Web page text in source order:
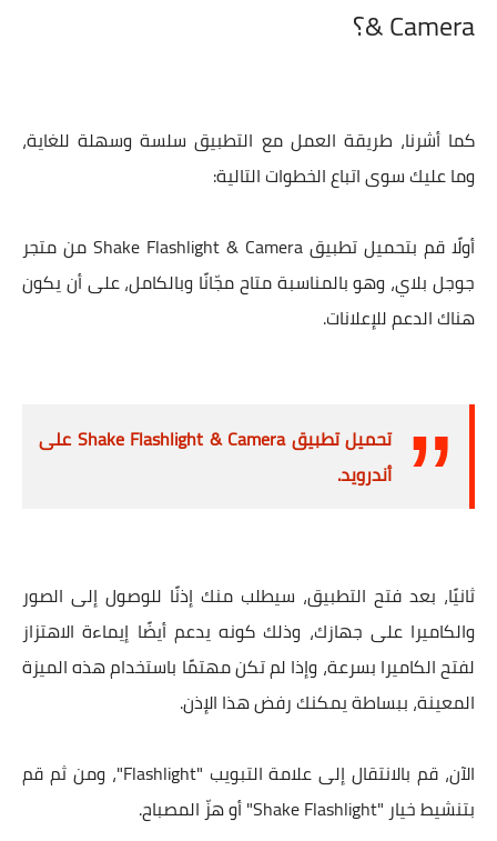
& Camera؟
كما أشرنا، طريقة العمل مع التطبيق سلسة وسهلة للغاية،
وما عليك سوى اتباع الخطوات التالية:
أولًا قم بتحميل تطبيق Shake Flashlight & Camera من متجر
جوجل بلاي، وهو بالمناسبة متاح مجّانًا وبالكامل، على أن يكون
هناك الدعم للإعلانات.
تحميل تطبيق Shake Flashlight & Camera على
أندرويد.
ثانيًا، بعد فتح التطبيق، سيطلب منك إذنًا للوصول إلى الصور
والكاميرا على جهازك، وذلك كونه يدعم أيضًا إيماءة الاهتزاز
لفتح الكاميرا بسرعة، وإذا لم تكن مهتمًا باستخدام هذه الميزة
المعينة، ببساطة يمكنك رفض هذا الإذن.
الآن، قم بالانتقال إلى علامة التبويب "Flashlight"، ومن ثم قم
بتنشيط خيار "Shake Flashlight" أو هزّ المصباح.